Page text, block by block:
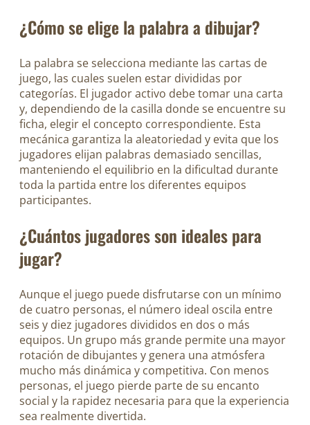
¿Cómo se elige la palabra a dibujar?
La palabra se selecciona mediante las cartas de
juego, las cuales suelen estar divididas por
categorías. El jugador activo debe tomar una carta
y, dependiendo de la casilla donde se encuentre su
ficha, elegir el concepto correspondiente. Esta
mecánica garantiza la aleatoriedad y evita que los
jugadores elijan palabras demasiado sencillas,
manteniendo el equilibrio en la dificultad durante
toda la partida entre los diferentes equipos
participantes.
¿Cuántos jugadores son ideales para
jugar?
Aunque el juego puede disfrutarse con un mínimo
de cuatro personas, el número ideal oscila entre
seis y diez jugadores divididos en dos o más
equipos. Un grupo más grande permite una mayor
rotación de dibujantes y genera una atmósfera
mucho más dinámica y competitiva. Con menos
personas, el juego pierde parte de su encanto
social y la rapidez necesaria para que la experiencia
sea realmente divertida.